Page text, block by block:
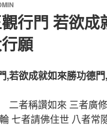
行門 若欲
願
,若欲成就如來勝功德
者稱讚如來 三者廣
七者請佛住世 八者常